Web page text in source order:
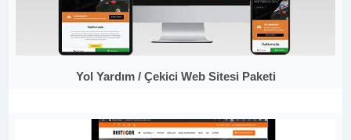
Yol Yardım / Çekici Web Sitesi Paketi